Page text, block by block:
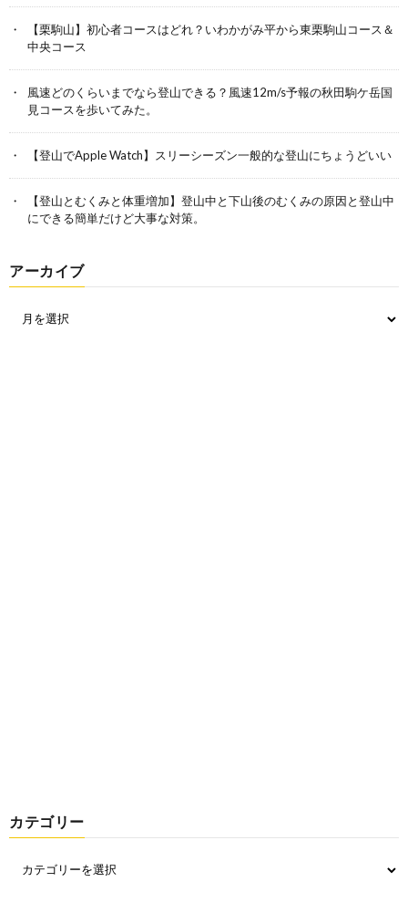
【栗駒山】初心者コースはどれ？いわかがみ平から東栗駒山コース＆
中央コース
風速どのくらいまでなら登山できる？風速12m/s予報の秋田駒ケ岳国
見コースを歩いてみた。
【登山でApple Watch】スリーシーズン一般的な登山にちょうどいい
【登山とむくみと体重増加】登山中と下山後のむくみの原因と登山中
にできる簡単だけど大事な対策。
アーカイブ
カテゴリー